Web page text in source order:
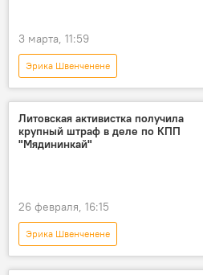
3 марта, 11:59
Эрика Швенченене
Дело о расстреле на посту Мядининкай
Общество
Политика
Литовская активистка получила
крупный штраф в деле по КПП
"Мядининкай"
26 февраля, 16:15
Эрика Швенченене
Дело о расстреле на посту Мядининкай